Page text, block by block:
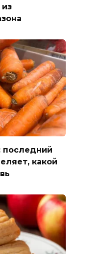
последний
какой